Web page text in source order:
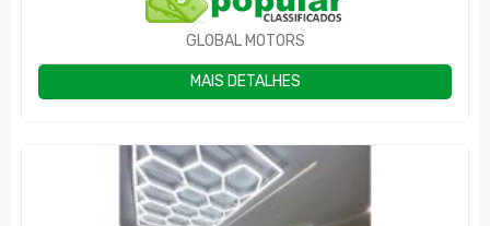
GLOBAL MOTORS
MAIS DETALHES